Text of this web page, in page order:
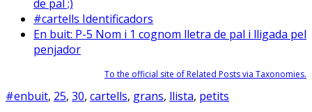
de pal ;)
#cartells Identificadors
En buit: P-5 Nom i 1 cognom lletra de pal i lligada pel
penjador
To the official site of Related Posts via Taxonomies.
#enbuit, 25, 30, cartells, grans, llista, petits